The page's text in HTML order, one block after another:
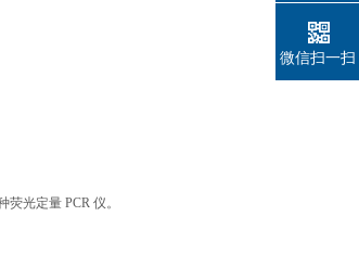
光定量 PCR 仪。
微信扫一扫